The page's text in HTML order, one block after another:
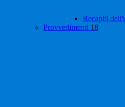
Recapiti
Provvedimenti 18